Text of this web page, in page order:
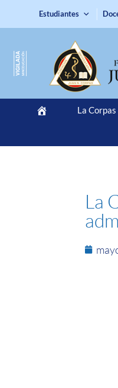
Estudiantes
La Corpas
La